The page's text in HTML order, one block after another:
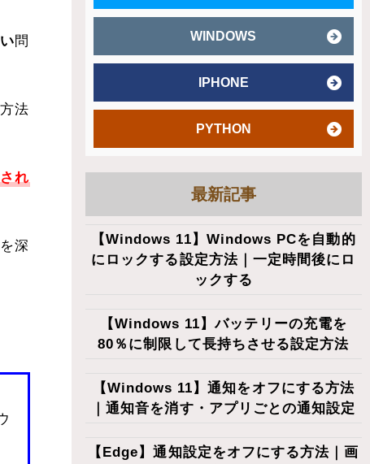
問
法
れ
深
WINDOWS
IPHONE
PYTHON
最新記事
【Windows 11】Windows PCを自動的
にロックする設定方法｜一定時間後にロ
ックする
【Windows 11】バッテリーの充電を
80％に制限して長持ちさせる設定方法
【Windows 11】通知をオフにする方法
｜通知音を消す・アプリごとの通知設定
【Edge】通知設定をオフにする方法｜画